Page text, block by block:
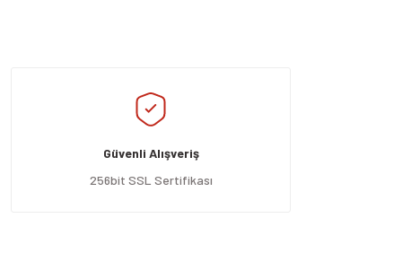
Ürün resmi kalitesiz, bozuk veya görüntülenemiyor.
Ürün açıklamasında eksik bilgiler bulunuyor.
Ürün bilgilerinde hatalar bulunuyor.
Ürün fiyatı diğer sitelerden daha pahalı.
Güvenli Alışveriş
256bit SSL Sertifikası